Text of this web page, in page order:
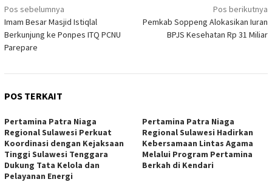
Navigasi
pos
Pos sebelumnya
Imam Besar Masjid Istiqlal
Berkunjung ke Ponpes ITQ PCNU
Parepare
Pos berikutnya
Pemkab Soppeng Alokasikan Iuran
BPJS Kesehatan Rp 31 Miliar
POS TERKAIT
Pertamina Patra Niaga
Regional Sulawesi Perkuat
Koordinasi dengan Kejaksaan
Tinggi Sulawesi Tenggara
Dukung Tata Kelola dan
Pelayanan Energi
Pertamina Patra Niaga
Regional Sulawesi Hadirkan
Kebersamaan Lintas Agama
Melalui Program Pertamina
Berkah di Kendari